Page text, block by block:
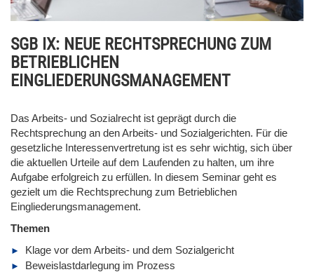
SGB IX: NEUE RECHTSPRECHUNG ZUM
BETRIEBLICHEN
EINGLIEDERUNGSMANAGEMENT
Das Arbeits- und Sozialrecht ist geprägt durch die
Rechtsprechung an den Arbeits- und Sozialgerichten. Für die
gesetzliche Interessenvertretung ist es sehr wichtig, sich über
die aktuellen Urteile auf dem Laufenden zu halten, um ihre
Aufgabe erfolgreich zu erfüllen. In diesem Seminar geht es
gezielt um die Rechtsprechung zum Betrieblichen
Eingliederungsmanagement.
Themen
Klage vor dem Arbeits- und dem Sozialgericht
Beweislastdarlegung im Prozess